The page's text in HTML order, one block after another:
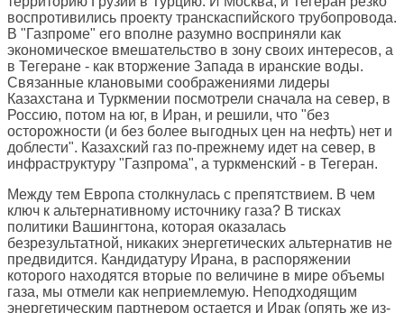
воспротивились проекту транскаспийского трубопровода.
В "Газпроме" его вполне разумно восприняли как
экономическое вмешательство в зону своих интересов, а
в Тегеране - как вторжение Запада в иранские воды.
Связанные клановыми соображениями лидеры
Казахстана и Туркмении посмотрели сначала на север, в
Россию, потом на юг, в Иран, и решили, что "без
осторожности (и без более выгодных цен на нефть) нет и
доблести". Казахский газ по-прежнему идет на север, в
инфраструктуру "Газпрома", а туркменский - в Тегеран.
Между тем Европа столкнулась с препятствием. В чем
ключ к альтернативному источнику газа? В тисках
политики Вашингтона, которая оказалась
безрезультатной, никаких энергетических альтернатив не
предвидится. Кандидатуру Ирана, в распоряжении
которого находятся вторые по величине в мире объемы
газа, мы отмели как неприемлемую. Неподходящим
энергетическим партнером остается и Ирак (опять же из-